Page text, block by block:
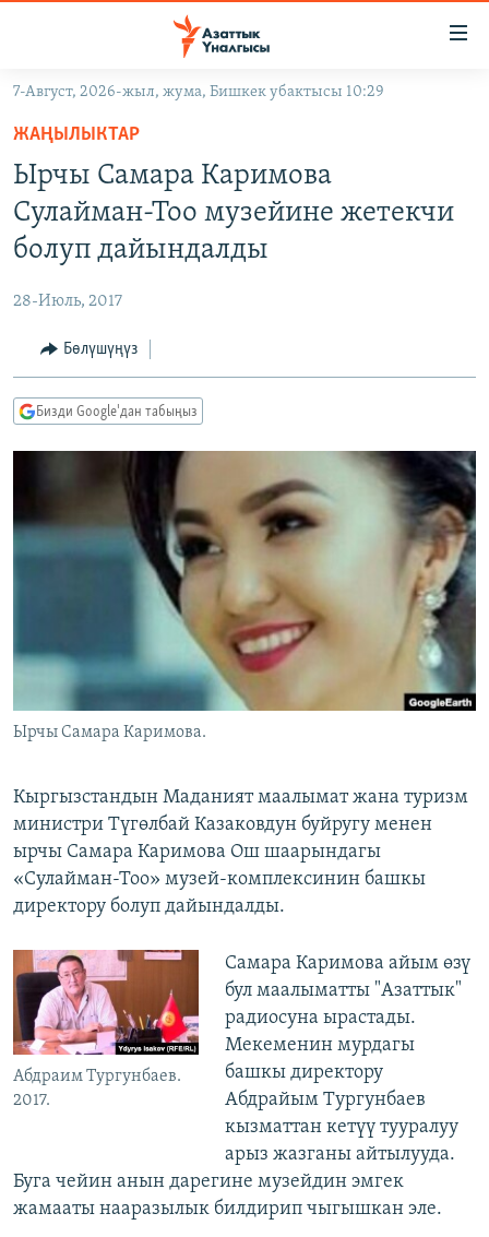
Навигацияга
өтүңүз
Издөөгө
салыңызКЫРГЫЗСТАН
МАДАНИЯТ
ДҮЙНӨ
УКРАИНА
ТВ ПРОГРАММАЛАР
БҮГҮН АЗАТТЫКТА
ЭЖЕ-СИҢДИЛЕР
ЫҢГАЙСЫЗ СУРООЛОР
ПОДКАСТ
Русский
ОНЛАЙН ШЕРИНЕ
ЭЕ/АРнун бардык сайттары
7-Август, 2026-жыл, жума, Бишкек убактысы 10:29
ЖАҢЫЛЫКТАР
Ырчы Самара Каримова
Сулайман-Тоо музейине жетекчи
болуп дайындалды
28-Июль, 2017
Бөлүшүңүз
Бизди Google'дан табыңыз
Ырчы Самара Каримова.
Кыргызстандын Маданият маалымат жана туризм
министри Түгөлбай Казаковдун буйругу менен
ырчы Самара Каримова Ош шаарындагы
«Сулайман-Тоо» музей-комплексинин башкы
директору болуп дайындалды.
Абдраим Тургунбаев.
2017.
Самара Каримова айым өзү
бул маалыматты "Азаттык"
радиосуна ырастады.
Мекеменин мурдагы
башкы директору
Абдрайым Тургунбаев
кызматтан кетүү тууралуу
арыз жазганы айтылууда.
Буга чейин анын дарегине музейдин эмгек
жамааты нааразылык билдирип чыгышкан эле.